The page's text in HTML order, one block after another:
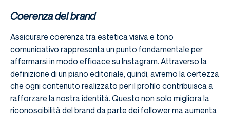
Coerenza del brand
Assicurare coerenza tra estetica visiva e tono
comunicativo rappresenta un punto fondamentale per
affermarsi in modo efficace su Instagram. Attraverso la
definizione di un piano editoriale, quindi, avremo la certezza
che ogni contenuto realizzato per il profilo contribuisca a
rafforzare la nostra identità. Questo non solo migliora la
riconoscibilità del brand da parte dei follower ma aumenta